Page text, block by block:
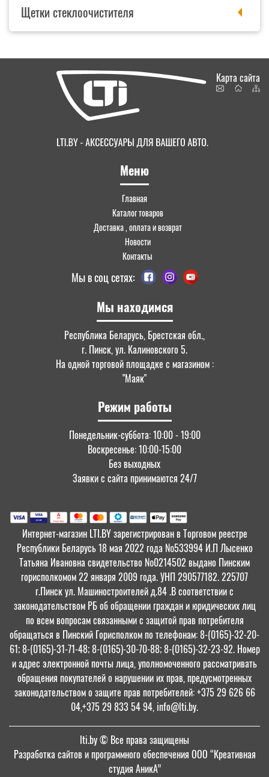
Щетки стеклоочистителя
Мы находимся
Республика Беларусь, Брестская обл.,
г. Пинск, ул. Калиновского 5.
На одной торговой площадке с магазином :
"Маяк"
Режим работы
Понедельник-суббота: 10:00 - 19:00
Воскресенье: 10:00-15:00
Без выходных
Заявки с сайта принимаются 24/7
Меню
Главная
Каталог товаров
Доставка , оплата и возврат
Новости
Контакты
Мы в соц сетях:
Карта сайта
Интернет-магазин LTI.BY зарегистрирован в Торговом реестре
Республики Беларусь 18 мая 2022 года №533994 И.П Лысенко
Татьяна Ивановна свидетельство №0214502 выдано Пинским
горисполкомом 22 января 2009 года. УНП 290577182. 225707
г.Пинск ул. Машиностроителей д.84 .В соответствии с
законодательством РБ об обращении граждан и юридических лиц
по всем вопросам связанными с защитой прав потребителя
обращаться в Пинский Горисполком по телефонам: 8-(0165)-32-20-
61; 8-(0165)-31-71-48; 8-(0165)-30-70-88; 8-(0165)-32-23-92. Номер
и адрес электронной почты лица, уполномоченного рассматривать
обращения покупателей о нарушении их прав, предусмотренных
законодательством о защите прав потребителей: +375 29 626 66
04,+375 29 833 54 94, info@lti.by.
lti.by© Все права защищены
Разработка сайтов и программного обеспечения ООО “Креативная
студия АникА”